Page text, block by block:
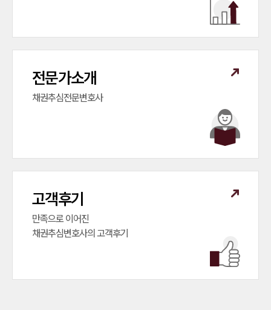
전문가소개
채권추심전문변호사
고객후기
만족으로 이어진
채권추심변호사의 고객후기